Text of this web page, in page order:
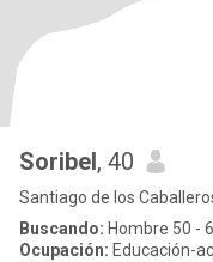
Soribel, 40
Santiago de los
Buscando: Hombre 50 -
Ocupación: Educación-